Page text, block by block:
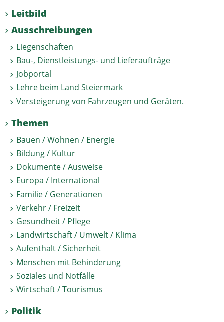
Leitbild
Ausschreibungen
Liegenschaften
Bau-, Dienstleistungs- und Lieferaufträge
Jobportal
Lehre beim Land Steiermark
Versteigerung von Fahrzeugen und Geräten.
Themen
Bauen / Wohnen / Energie
Bildung / Kultur
Dokumente / Ausweise
Europa / International
Familie / Generationen
Verkehr / Freizeit
Gesundheit / Pflege
Landwirtschaft / Umwelt / Klima
Aufenthalt / Sicherheit
Menschen mit Behinderung
Soziales und Notfälle
Wirtschaft / Tourismus
Politik